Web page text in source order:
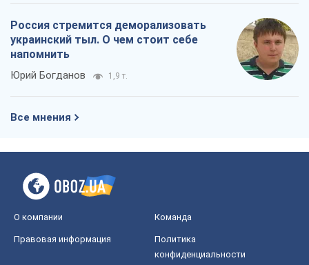
Россия стремится деморализовать
украинский тыл. О чем стоит себе
напомнить
Юрий Богданов 1,9 т.
Все мнения
О компании Команда
Правовая информация
Политика
конфиденциальности